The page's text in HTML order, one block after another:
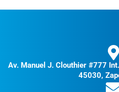
Av. Manuel J. Clouthier #777
45030,